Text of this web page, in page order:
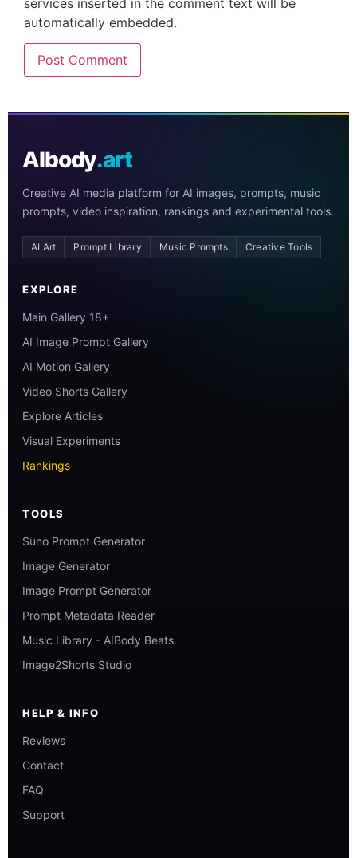
automatically embedded.
AIbody.art
Creative AI media platform for AI images, prompts, music
prompts, video inspiration, rankings and experimental tools.
AI Art Prompt Library Music Prompts Creative Tools
EXPLORE
Main Gallery 18+
AI Image Prompt Gallery
AI Motion Gallery
Video Shorts Gallery
Explore Articles
Visual Experiments
Rankings
TOOLS
Suno Prompt Generator
Image Generator
Image Prompt Generator
Prompt Metadata Reader
Music Library - AIBody Beats
Image2Shorts Studio
HELP & INFO
Reviews
Contact
FAQ
Support